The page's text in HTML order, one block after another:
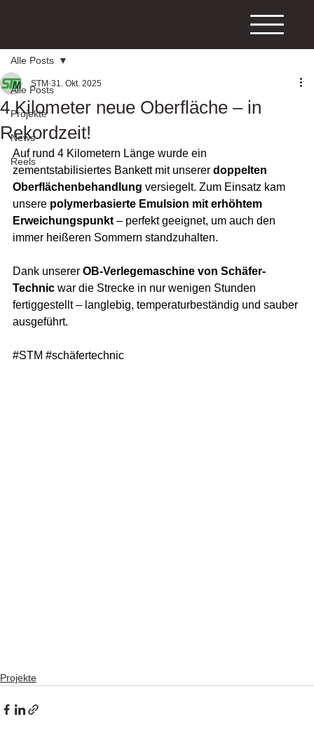
Alle Posts
Projekte
News
Reels
Alle Posts
4 Kilometer neue Oberfläche – in
Rekordzeit!
STM 31. Okt. 2025
Auf rund 4 Kilometern Länge wurde ein
zementstabilisiertes Bankett mit unserer doppelten
Oberflächenbehandlung versiegelt. Zum Einsatz kam
unsere polymerbasierte Emulsion mit erhöhtem
Erweichungspunkt – perfekt geeignet, um auch den
immer heißeren Sommern standzuhalten.
Dank unserer OB-Verlegemaschine von Schäfer-
Technic war die Strecke in nur wenigen Stunden
fertiggestellt – langlebig, temperaturbeständig und sauber
ausgeführt.
#STM #schäfertechnic
Projekte